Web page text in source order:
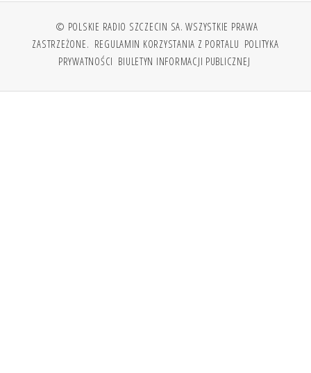
© POLSKIE RADIO SZCZECIN SA. WSZYSTKIE PRAWA
ZASTRZEŻONE. REGULAMIN KORZYSTANIA Z PORTALU POLITYKA
PRYWATNOŚCI BIULETYN INFORMACJI PUBLICZNEJ